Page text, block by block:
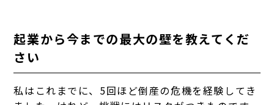
起業から今までの最大の壁を教えてくだ
さい
私はこれまでに、5回ほど倒産の危機を経験してき